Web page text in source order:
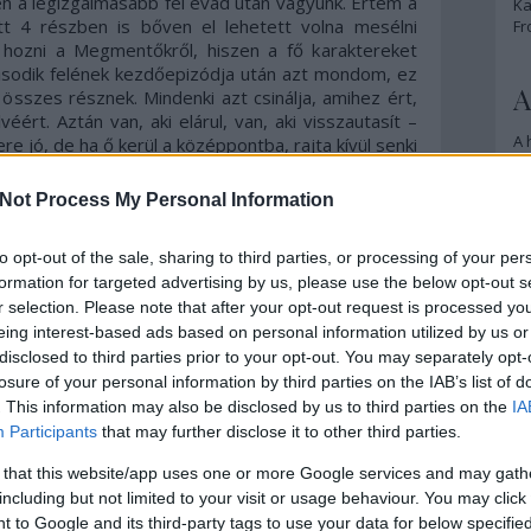
Process My Personal Information
opt-out of the sale, sharing to third parties, or processing of your
for targeted advertising by us, please use the below opt-out
selection. Please note that after your opt-out request is processed
interest-based ads based on personal information utilized by us
to third parties prior to your opt-out. You may separately
of your personal information by third parties on the IAB’s list of
This information may also be disclosed by us to third parties on the
Participants that may further disclose it to other third parties.
that this website/app uses one or more Google services and may
but not limited to your visit or usage behaviour. You may
to Google and its third-party tags to use your data for below
4 részben is bőven el lehetett volna mesélni
a Megmentőkről, hiszen a fő karaktereket
felének kezdőepizódja után azt mondom, ez
résznek. Mindenki azt csinálja, amihez ért,
Aztán van, aki elárul, van, aki visszautasít –
jó, de ha ő kerül a középpontba, rajta kívül senki
figyelni senkire sem, ő pedig egy idő után –
Végre itt egy rész, ahol nem kell vele
történik; egy ugrásra vagyunk a háborútól, ami
hogy meglepetésvendéget is üdvözölhetünk,
ki lesz az (és főleg, mit akar).
Morgan és Carol a háttérben
vannak, de ismerve az alkotók
észjárását, nem maradnak ki
semmiből, sőt, valószínűleg
mindennek a közepébe fognak
csöppenni, ahogy szoktak; Ezékiel
megfejteni, az ő karakterét nagyon
stílusosra és egyben titokzatosra
formálták (kicsit Michonne-
A